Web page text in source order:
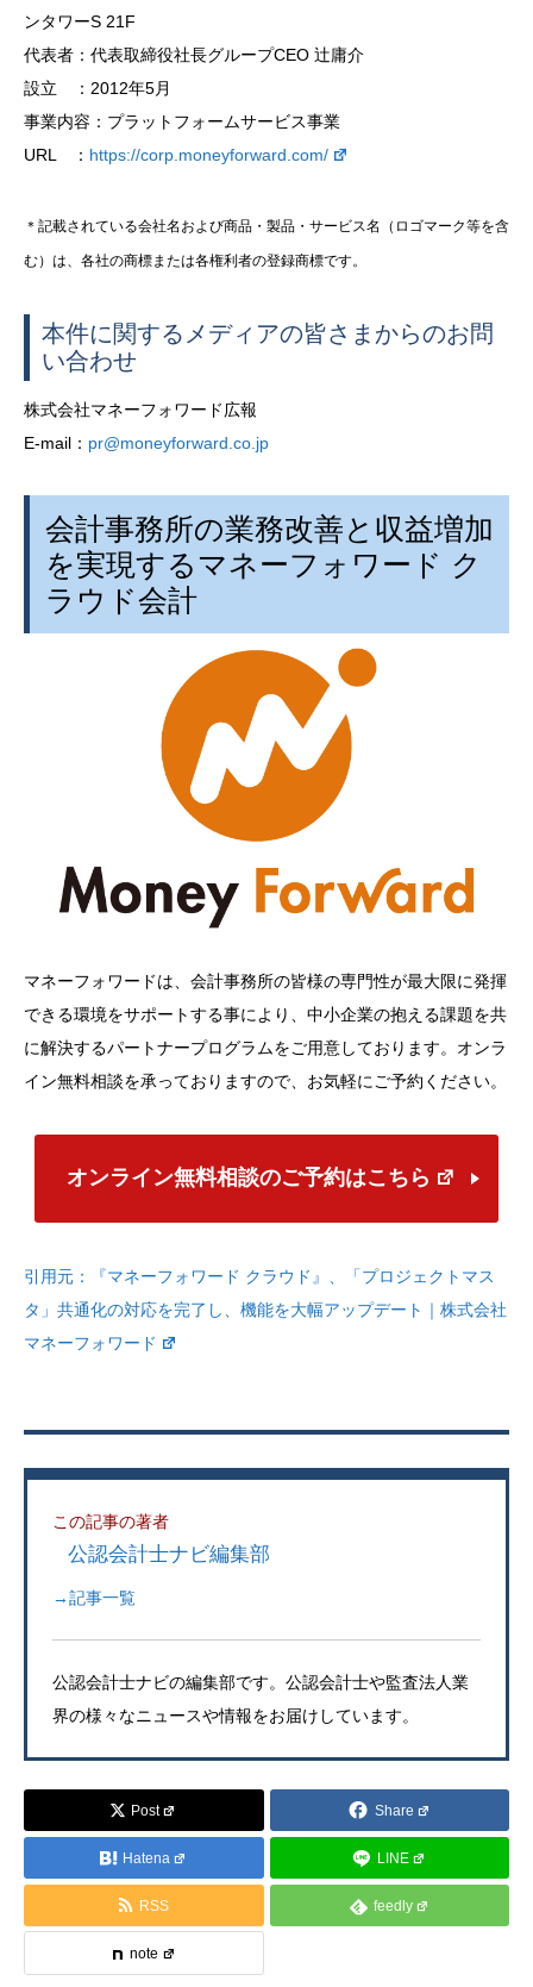
ンタワーS 21F
代表者：代表取締役社長グループCEO 辻庸介
設立 ：2012年5月
事業内容：プラットフォームサービス事業
URL ： https://corp.moneyforward.com/
＊記載されている会社名および商品・製品・サービス名（ロゴマーク等を含
む）は、各社の商標または各権利者の登録商標です。
本件に関するメディアの皆さまからのお問
い合わせ
株式会社マネーフォワード広報
E-mail： pr@moneyforward.co.jp
会計事務所の業務改善と収益増加
を実現するマネーフォワード ク
ラウド会計
マネーフォワードは、会計事務所の皆様の専門性が最大限に発揮
できる環境をサポートする事により、中小企業の抱える課題を共
に解決するパートナープログラムをご用意しております。オンラ
イン無料相談を承っておりますので、お気軽にご予約ください。
オンライン無料相談のご予約はこちら
引用元：
『マネーフォワード クラウド』、「プロジェクトマス
タ」共通化の対応を完了し、機能を大幅アップデート｜株式会社
マネーフォワード
この記事の著者
公認会計士ナビ編集部
→記事一覧
公認会計士ナビの編集部です。公認会計士や監査法人業
界の様々なニュースや情報をお届けしています。
Post Share
Hatena LINE
RSS feedly
note